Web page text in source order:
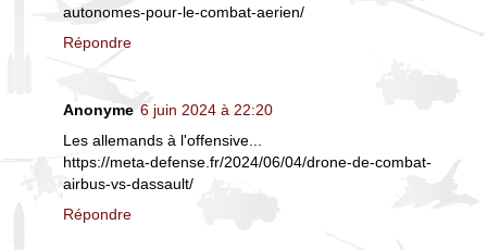
autonomes-pour-le-combat-aerien/
Répondre
Anonyme 6 juin 2024 à 22:20
Les allemands à l'offensive...
https://meta-defense.fr/2024/06/04/drone-de-combat-
airbus-vs-dassault/
Répondre